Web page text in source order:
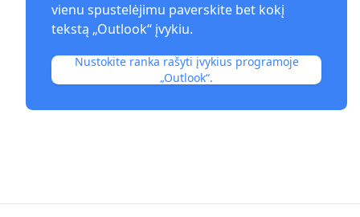
vienu spustelėjimu paverskite bet kokį
tekstą „Outlook“ įvykiu.
Nustokite ranka rašyti įvykius programoje
„Outlook“.